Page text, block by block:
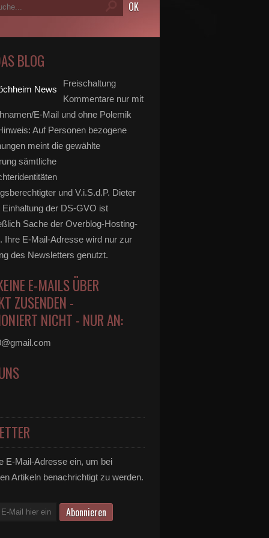
BLOG
Freischaltung
Kommentare nur mit
E-Mail und ohne Polemik
Auf Personen bezogene
meint die gewählte
sämtliche
und V.i.S.d.P. Dieter
der DS-GVO ist
Sache der Overblog-Hosting-
Ihre E-Mail-Adresse wird nur zur
des Newsletters genutzt.
E-MAILS ÜBER
ZUSENDEN -
NICHT - NUR AN:
E-Mail-Adresse ein, um bei
Artikeln benachrichtigt zu werden.